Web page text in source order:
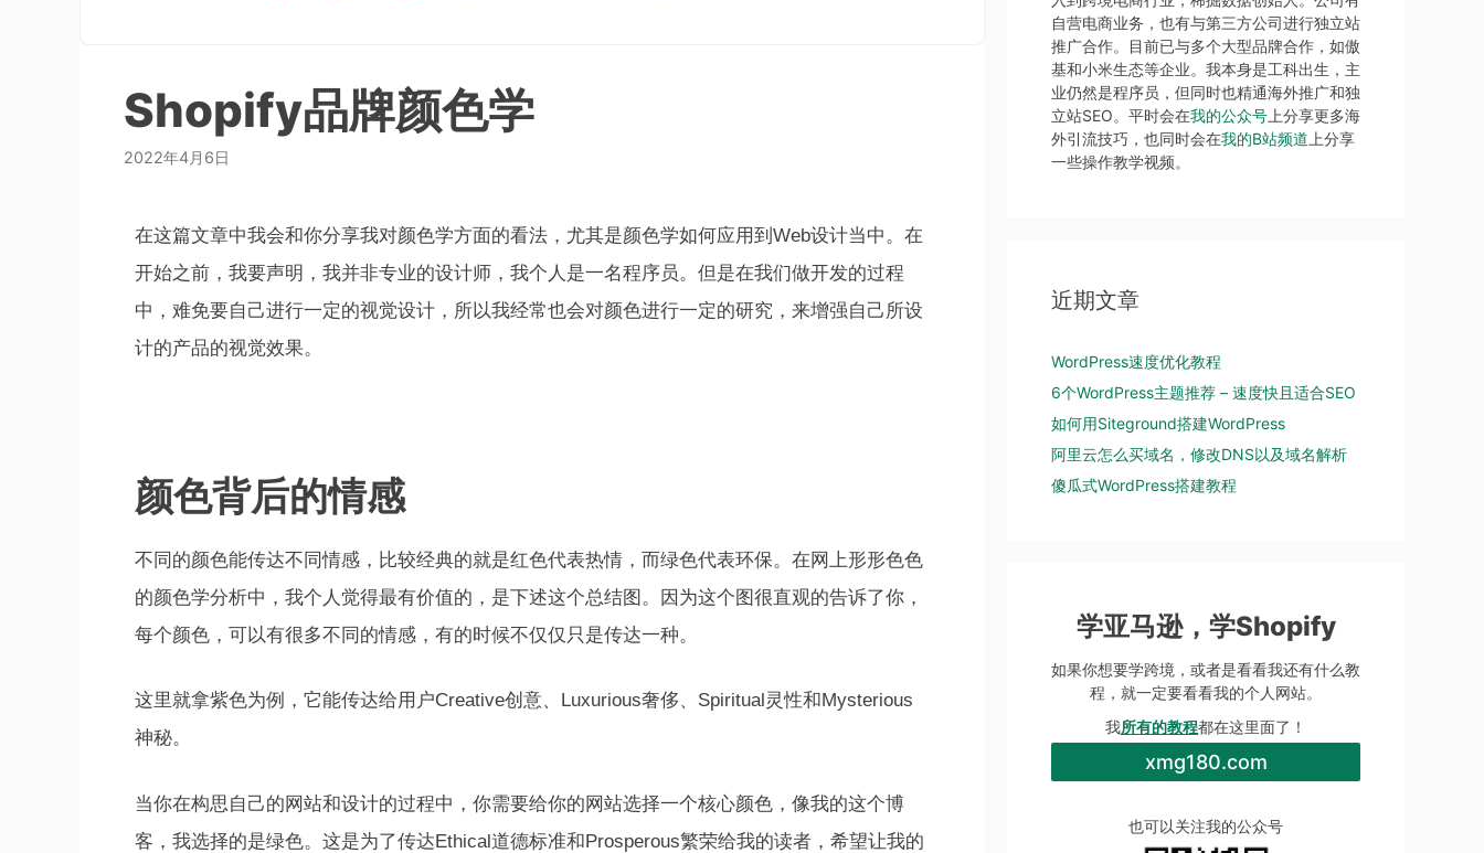
Shopify品牌颜色学
2022年4月6日
在这篇文章中我会和你分享我对颜色学方面的看法，尤其是颜色学如何应用到Web设计当中。在
开始之前，我要声明，我并非专业的设计师，我个人是一名程序员。但是在我们做开发的过程
中，难免要自己进行一定的视觉设计，所以我经常也会对颜色进行一定的研究，来增强自己所设
计的产品的视觉效果。
颜色背后的情感
不同的颜色能传达不同情感，比较经典的就是红色代表热情，而绿色代表环保。在网上形形色色
的颜色学分析中，我个人觉得最有价值的，是下述这个总结图。因为这个图很直观的告诉了你，
每个颜色，可以有很多不同的情感，有的时候不仅仅只是传达一种。
这里就拿紫色为例，它能传达给用户Creative创意、Luxurious奢侈、Spiritual灵性和Mysterious
神秘。
当你在构思自己的网站和设计的过程中，你需要给你的网站选择一个核心颜色，像我的这个博
客，我选择的是绿色。这是为了传达Ethical道德标准和Prosperous繁荣给我的读者，希望让我的
自营电商业务，也有与第三方公司进行独立站
推广合作。目前已与多个大型品牌合作，如傲
基和小米生态等企业。我本身是工科出生，主
业仍然是程序员，但同时也精通海外推广和独
立站SEO。平时会在我的公众号 上分享更多海
外引流技巧，也同时会在我的B站频道 上分享
一些操作教学视频。
近期文章
WordPress速度优化教程
6个WordPress主题推荐 – 速度快且适合SEO
如何用Siteground搭建WordPress
阿里云怎么买域名，修改DNS以及域名解析
傻瓜式WordPress搭建教程
学亚马逊，学Shopify
如果你想要学跨境，或者是看看我还有什么教
程，就一定要看看我的个人网站。
我所有的教程都在这里面了！
xmg180.com
也可以关注我的公众号